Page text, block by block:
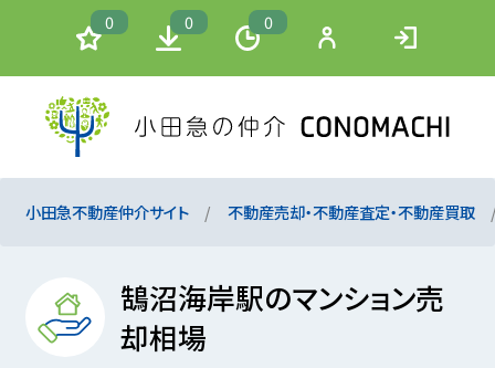
0 0 0
小田急不動産仲介サイト 不動産売却・不動産査定・不動産買取
鵠沼海岸駅のマンション売
却相場